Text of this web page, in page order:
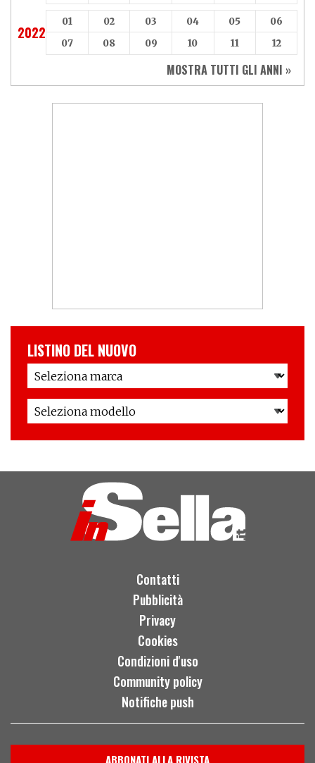
2022
01 02 03 04 05
06
07
08 09 10 11 12
MOSTRA TUTTI GLI ANNI »
LISTINO DEL NUOVO
Contatti
Pubblicità
Privacy
Cookies
Condizioni d'uso
Community policy
Notifiche push
ABBONATI ALLA RIVISTA